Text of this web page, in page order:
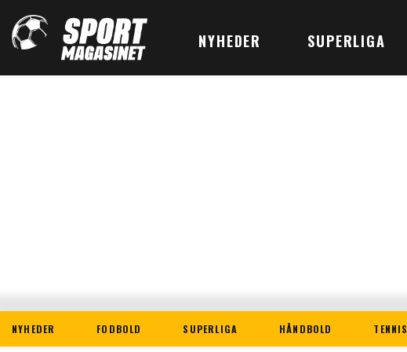
NYHEDER SUPERLIGA
NYHEDER FODBOLD SUPERLIGA HÅNDBOLD TENNIS